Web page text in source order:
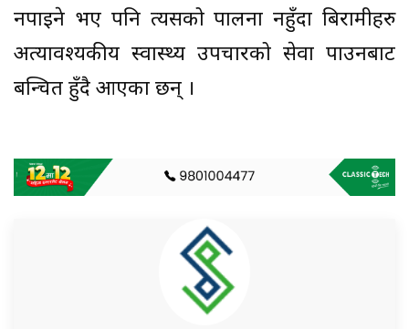
नपाइने भए पनि त्यसको पालना नहुँदा बिरामीहरु
अत्यावश्यकीय स्वास्थ्य उपचारको सेवा पाउनबाट
बन्चित हुँदै आएका छन् ।